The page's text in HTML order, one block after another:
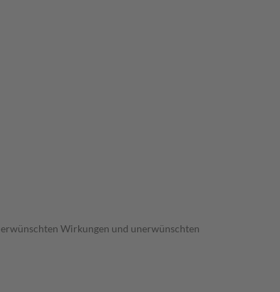
Wirkungen und unerwünschten